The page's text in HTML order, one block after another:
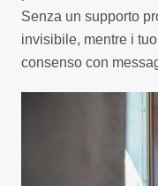
Senza un supporto
invisibile, mentre i
consenso con